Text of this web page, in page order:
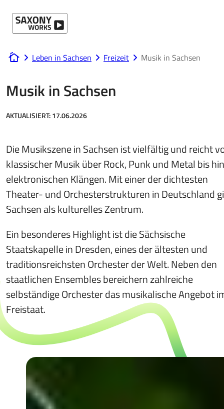
www.saxony-works.com
Leben in Sachsen Freizeit Musik in Sachsen
Musik in Sachsen
AKTUALISIERT:17.06.2026
Die Musikszene in Sachsen ist vielfältig und reicht
klassischer Musik über Rock, Punk und Metal bis
elektronischen Klängen. Mit einer der dichtesten
Theater- und Orchesterstrukturen in Deutschland
Sachsen als kulturelles Zentrum.
Ein besonderes Highlight ist die Sächsische
Staatskapelle in Dresden, eines der ältesten und
traditionsreichsten Orchester der Welt. Neben den
staatlichen Ensembles bereichern zahlreiche
selbständige Orchester das musikalische Angebot
Freistaat.